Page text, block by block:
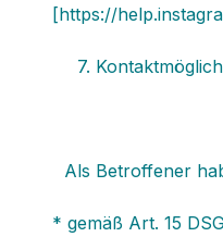
[https://
7.
Als Betroffener
* gemäß Art. 15